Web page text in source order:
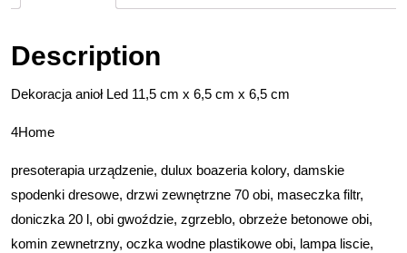
Description
Dekoracja anioł Led 11,5 cm x 6,5 cm x 6,5 cm
4Home
presoterapia urządzenie, dulux boazeria kolory, damskie
spodenki dresowe, drzwi zewnętrzne 70 obi, maseczka filtr,
doniczka 20 l, obi gwoździe, zgrzeblo, obrzeże betonowe obi,
komin zewnetrzny, oczka wodne plastikowe obi, lampa liscie,